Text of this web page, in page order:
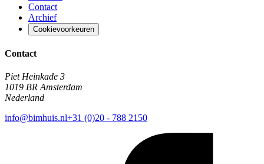
Contact
Archief
Cookievoorkeuren
Contact
Piet Heinkade 3
1019 BR Amsterdam
Nederland
info@bimhuis.nl+31 (0)20 - 788 2150